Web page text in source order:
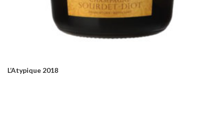
L’Atypique 2018